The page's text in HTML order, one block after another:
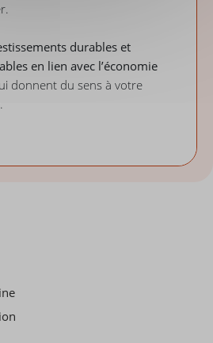
durables et
en lien avec l’économie
donnent du sens à votre